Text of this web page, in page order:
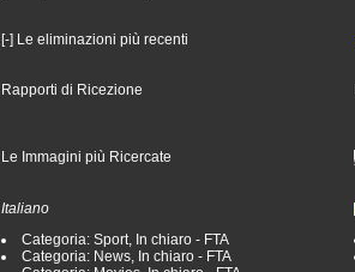
[-] Le eliminazioni più recenti
Rapporti di Ricezione
Le Immagini più Ricercate
Italiano
Categoria: Sport, In chiaro - FTA
Categoria: News, In chiaro - FTA